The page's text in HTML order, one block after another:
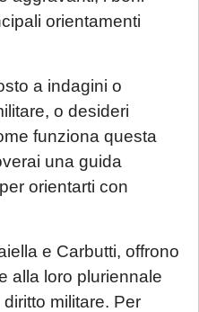
orientamenti
a indagini o
o desideri
funziona questa
una guida
orientarti con
e Carbutti, offrono
alla loro pluriennale
militare. Per